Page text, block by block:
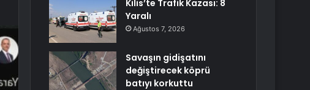
Kilis’te Trafik Kazası: 8
Yaralı
Ağustos 7, 2026
Savaşın gidişatını
değiştirecek köprü
batıyı korkuttu